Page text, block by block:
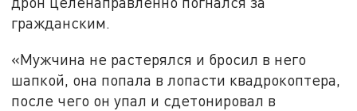
гражданским.
«Мужчина не растерялся и бросил в него
шапкой, она попала в лопасти квадрокоптера,
после чего он упал и сдетонировал в